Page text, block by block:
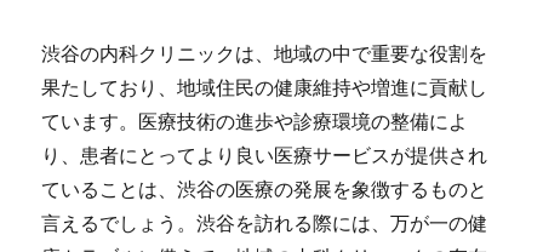
渋谷の内科クリニックは、地域の中で重要な役割を
果たしており、地域住民の健康維持や増進に貢献し
ています。医療技術の進歩や診療環境の整備によ
り、患者にとってより良い医療サービスが提供され
ていることは、渋谷の医療の発展を象徴するものと
言えるでしょう。渋谷を訪れる際には、万が一の健